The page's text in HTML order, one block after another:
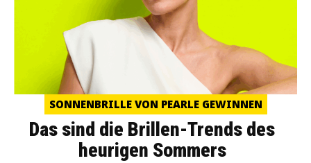
SONNENBRILLE VON PEARLE GEWINNEN
Das sind die Brillen-Trends des
heurigen Sommers